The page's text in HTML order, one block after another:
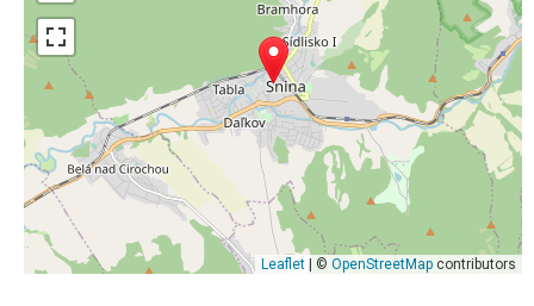
Leaflet | © OpenStreetMap contributors